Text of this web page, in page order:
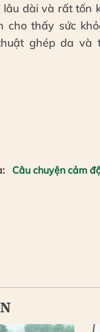
lâu dài và rất tốn
cho thấy sức
ghép da và
Câu chuyện cảm